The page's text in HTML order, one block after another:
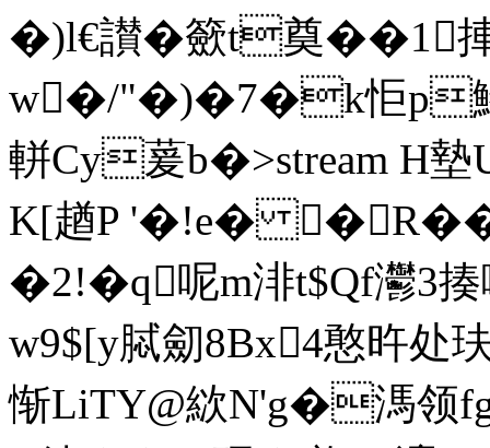
�)l€讃�籨t奠��1
w�/"�)�7�k怇p
軿Cy萲b�>stream H
K[趥P '�!e�
�2!�q呢m渄t$Qf灪
w9$[y脦劎8Bx4憨旿
惭LiTY@絘N'g�溤领